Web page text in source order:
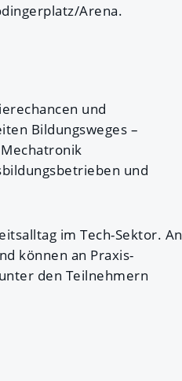
Arena.
und
Bildungsweges –
und
im Tech-Sektor. An
können an Praxis-
den Teilnehmern